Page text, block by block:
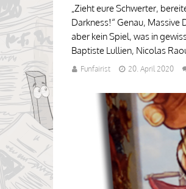
„Zieht eure Schwerter,
Darkness!“ Genau, Massive
aber kein Spiel, was in
Baptiste Lullien, Nicolas
Funfairist 20. April 2020